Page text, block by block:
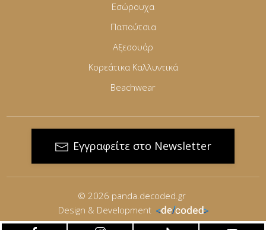
Εσώρουχα
Παπούτσια
Αξεσουάρ
Κορεάτικα Καλλυντικά
Beachwear
Εγγραφείτε στο Newsletter
© 2026 panda.decoded.gr
Design & Development